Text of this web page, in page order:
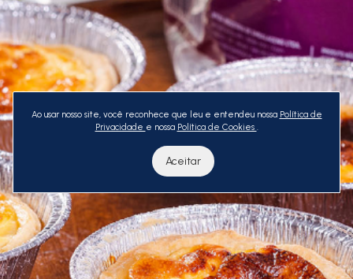
Ao usar nosso site, você reconhece que leu e entendeu nossa Política de
Privacidade e nossa Política de Cookies .
Aceitar